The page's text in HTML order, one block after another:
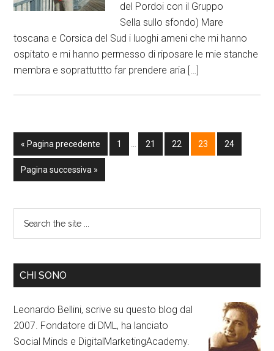
del Pordoi con il Gruppo
Sella sullo sfondo) Mare
toscana e Corsica del Sud i luoghi ameni che mi hanno
ospitato e mi hanno permesso di riposare le mie stanche
membra e soprattuttto far prendere aria […]
« Pagina precedente 1 21 22 23 24
Pagina successiva »
CHI SONO
Leonardo Bellini, scrive su questo blog dal
2007. Fondatore di DML, ha lanciato
Social Minds e DigitalMarketingAcademy.